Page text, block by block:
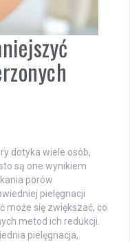
dotyka wiele osób,
są one wynikiem
porów
pielęgnacji
może się zwiększać, co
metod ich redukcji.
pielęgnacja,